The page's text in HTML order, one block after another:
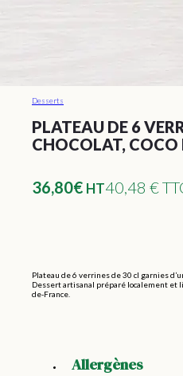
Desserts
PLATEAU DE 6
CHOCOLAT, COCO
36,80€ HT40,48 €
Plateau de 6 verrines de 30 cl garnies
Dessert artisanal préparé localement et
de-France.
Allergènes